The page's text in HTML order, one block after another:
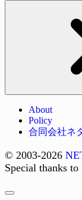
About
Policy
合同会社ネ
© 2003-2026
Special thanks to